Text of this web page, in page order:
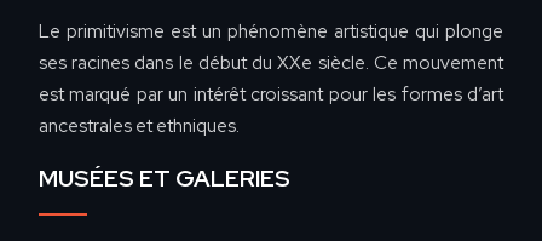
Le primitivisme est un phénomène artistique qui plonge
ses racines dans le début du XXe siècle. Ce mouvement
est marqué par un intérêt croissant pour les formes d’art
ancestrales et ethniques.
MUSÉES ET GALERIES